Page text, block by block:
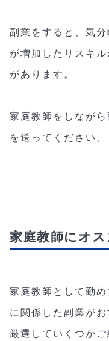
副業をすると、気
が増加したりスキ
があります。
家庭教師をしなが
を送ってください。
家庭教師にオ
家庭教師として勤
に関係した副業がお
厳選していくつか